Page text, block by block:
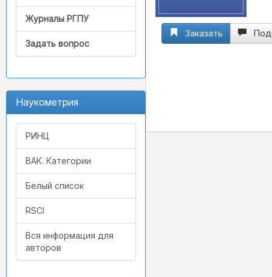
Журналы РГПУ
Задать вопрос
Наукометрия
РИНЦ
ВАК. Категории
Белый список
RSCI
Вся информация для
авторов
Заказать